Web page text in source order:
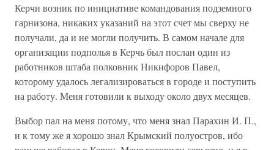
Керчи возник по инициативе командования подземного
гарнизона, никаких указаний на этот счет мы сверху не
получали, да и не могли получить. В самом начале для
организации подполья в Керчь был послан один из
работников штаба полковник Никифоров Павел,
которому удалось легализироваться в городе и поступить
на работу. Меня готовили к выходу около двух месяцев.
Выбор пал на меня потому, что меня знал Парахин И. П.,
и к тому же я хорошо знал Крымский полуостров, ибо